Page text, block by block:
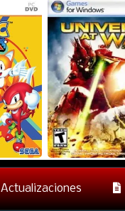
Actualizaciones